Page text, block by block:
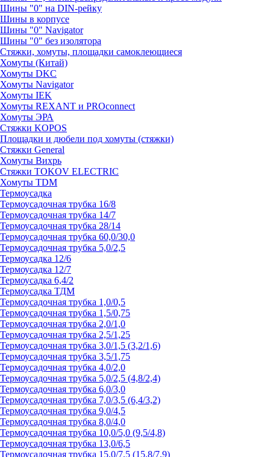
Шины "0" на DIN-рейку
Шины в корпусе
Шины "0" Navigator
Шины "0" без изолятора
Стяжки, хомуты, площадки самоклеющиеся
Хомуты (Китай)
Хомуты DKC
Хомуты Navigator
Хомуты IEK
Хомуты REXANT и PROconnect
Хомуты ЭРА
Стяжки KOPOS
Площадки и дюбели под хомуты (стяжки)
Стяжки General
Хомуты Вихрь
Стяжки TOKOV ELECTRIC
Хомуты TDM
Термоусадка
Термоусадочная трубка 16/8
Термоусадочная трубка 14/7
Термоусадочная трубка 28/14
Термоусадочная трубка 60,0/30,0
Термоусадочная трубка 5,0/2,5
Термоусадка 12/6
Термоусадка 12/7
Термоусадка 6,4/2
Термоусадка ТДМ
Термоусадочная трубка 1,0/0,5
Термоусадочная трубка 1,5/0,75
Термоусадочная трубка 2,0/1,0
Термоусадочная трубка 2,5/1,25
Термоусадочная трубка 3,0/1,5 (3,2/1,6)
Термоусадочная трубка 3,5/1,75
Термоусадочная трубка 4,0/2,0
Термоусадочная трубка 5,0/2,5 (4,8/2,4)
Термоусадочная трубка 6,0/3,0
Термоусадочная трубка 7,0/3,5 (6,4/3,2)
Термоусадочная трубка 9,0/4,5
Термоусадочная трубка 8,0/4,0
Термоусадочная трубка 10,0/5,0 (9,5/4,8)
Термоусадочная трубка 13,0/6,5
Термоусадочная трубка 15,0/7,5 (15,8/7,9)